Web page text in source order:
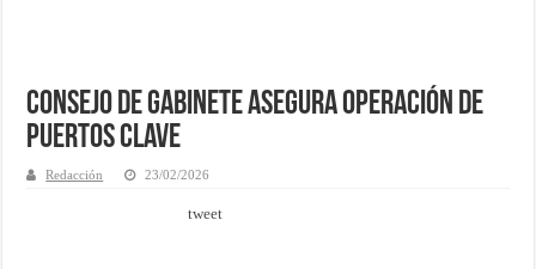
Consejo de Gabinete asegura operación de
puertos clave
Redacción 23/02/2026
tweet